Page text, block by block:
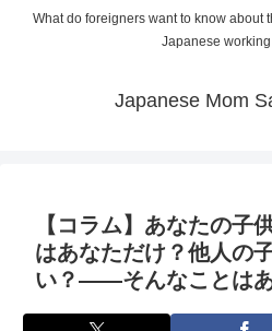
What do foreigners want to know about
Japanese
Japanese Mom
【コラム】あなたの子
はあなただけ？他人の
い？――そんなことはあ